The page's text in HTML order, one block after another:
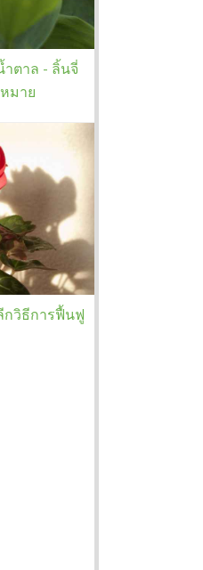
ำตาล - ลิ้นจี่
มาย
กวิธีการฟื้นฟู